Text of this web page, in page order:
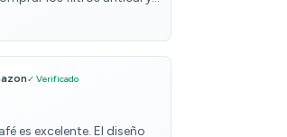
el molinillo y opté por
que hace un café
y muchísimo más
✓ Verificado
es excelente. El diseño